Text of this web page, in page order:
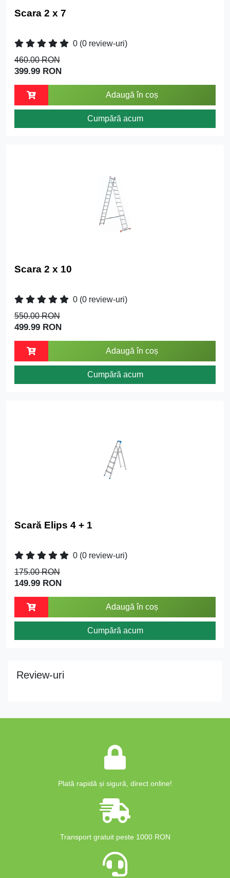
Scara 2 x 7
0 (0 review-uri)
460.00 RON
399.99 RON
Adaugă în coș
Cumpără acum
Scara 2 x 10
0 (0 review-uri)
550.00 RON
499.99 RON
Adaugă în coș
Cumpără acum
Scară Elips 4 + 1
0 (0 review-uri)
175.00 RON
149.99 RON
Adaugă în coș
Cumpără acum
Review-uri
Plată rapidă și sigură, direct online!
Transport gratuit peste 1000 RON